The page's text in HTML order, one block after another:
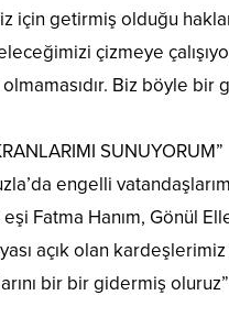
için getirmiş olduğu
çizmeye
Biz böyle bir
SUNUYORUM”
engelli
Fatma Hanım, Gönül
açık olan
bir bir gidermiş